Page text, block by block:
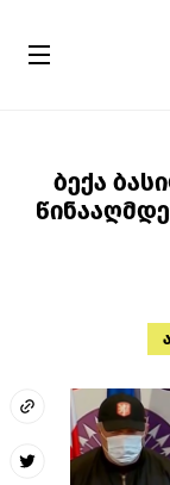
ბექა